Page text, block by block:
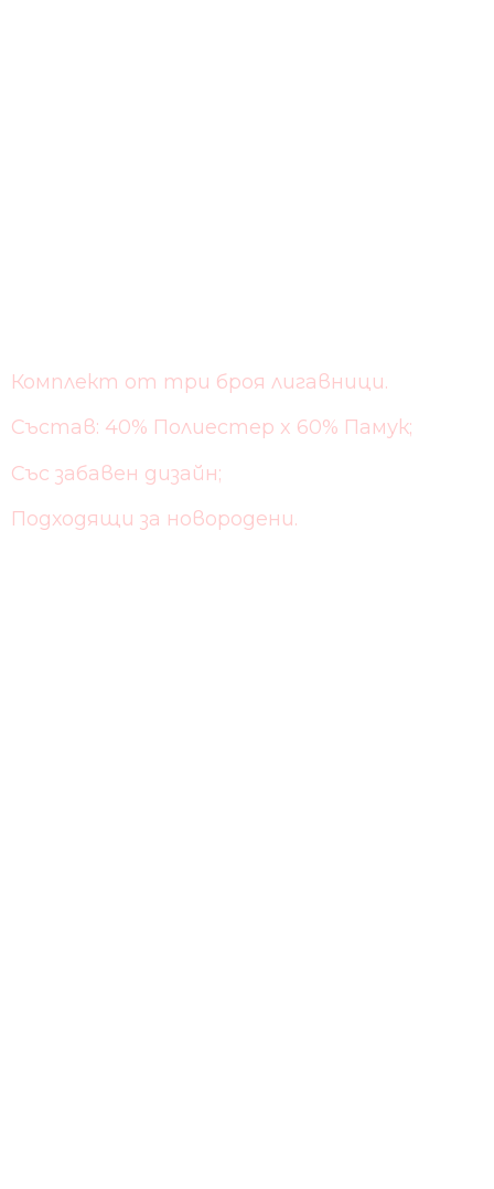
Комплект от три броя лигавници.
Състав: 40% Полиестер x 60% Памук;
Със забавен дизайн;
Подходящи за новородени.